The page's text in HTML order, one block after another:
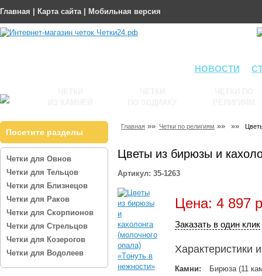
Главная Карта сайта| Мобильная версия
НОВОСТИ
Посетите разделы
Четки для Овнов
Четки для Тельцов
Четки для Близнецов
Четки для Раков
Четки для Скорпионов
Четки для Стрельцов
Четки для Козерогов
Четки для Водолеев
Главная »» Четки по религиям »» »»
Цветы из бирюзы и
Артикул: 35-1263
Цена: 4 897
Заказать в один клик
Характеристики
Камни:
Бирюза (11